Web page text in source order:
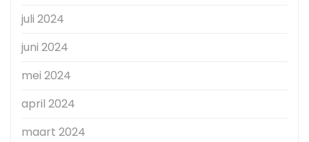
juli 2024
juni 2024
mei 2024
april 2024
maart 2024